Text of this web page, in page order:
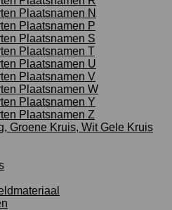
Plaatsnamen N
Plaatsnamen P
Plaatsnamen S
Plaatsnamen T
Plaatsnamen U
Plaatsnamen V
Plaatsnamen W
Plaatsnamen Y
Plaatsnamen Z
Groene Kruis, Wit Gele Kruis